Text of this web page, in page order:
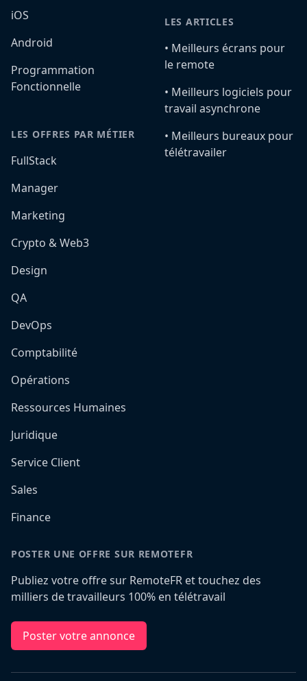
iOS
Android
Programmation
Fonctionnelle
LES OFFRES PAR MÉTIER
FullStack
Manager
Marketing
Crypto & Web3
Design
QA
DevOps
Comptabilité
Opérations
Ressources Humaines
Juridique
Service Client
Sales
Finance
LES ARTICLES
•️ Meilleurs écrans pour
le remote
•️ Meilleurs logiciels pour
travail asynchrone
•️ Meilleurs bureaux pour
télétravailer
POSTER UNE OFFRE SUR REMOTEFR
Publiez votre offre sur RemoteFR et touchez des
milliers de travailleurs 100% en télétravail
Poster votre annonce